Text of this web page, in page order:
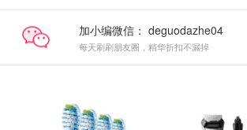
加小编微信：
每天刷刷朋友圈，精华折扣不漏掉